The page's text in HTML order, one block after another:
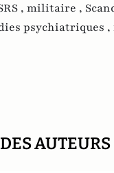
, militaire ,
psychiatriques ,
AUTEURS